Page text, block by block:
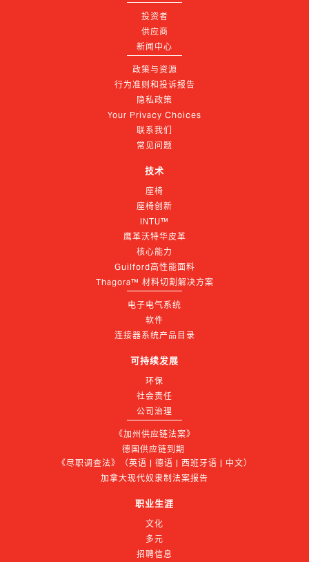
投资者
供应商
新闻中心
政策与资源
行为准则和投诉报告
隐私政策
Your Privacy Choices
联系我们
常见问题
技术
座椅
座椅创新
INTU™
鹰革沃特华皮革
核心能力
Guilford高性能面料
Thagora™ 材料切割解决方案
电子电气系统
软件
连接器系统产品目录
可持续发展
环保
社会责任
公司治理
《加州供应链法案》
德国供应链到期
《尽职调查法》（英语 | 德语 | 西班牙语 | 中文）
加拿大现代奴隶制法案报告
职业生涯
文化
多元
招聘信息